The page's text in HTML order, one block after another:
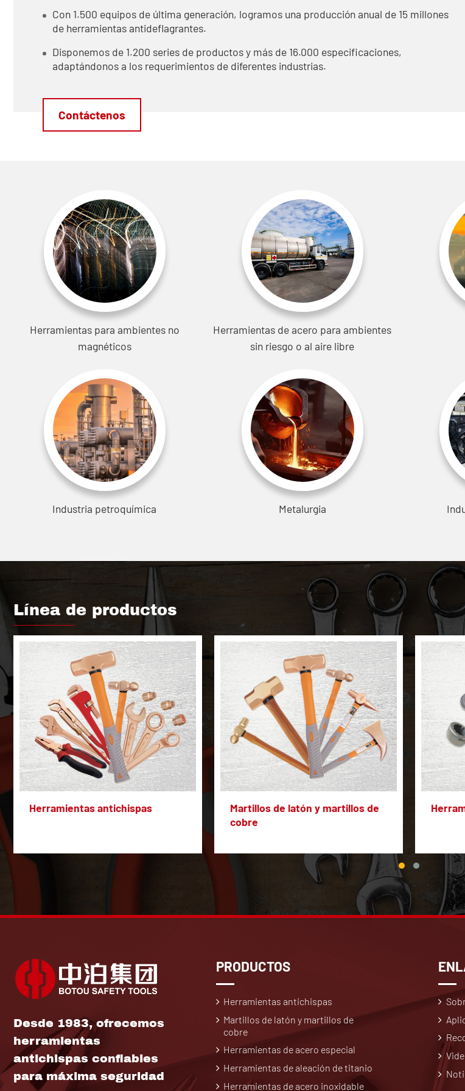
Con 1.500 equipos de última generación, logramos una producción anual de 15 millones
de herramientas antideflagrantes.
Disponemos de 1.200 series de productos y más de 16.000 especificaciones,
adaptándonos a los requerimientos de diferentes industrias.
Contáctenos
Herramientas para ambientes no
magnéticos
Herramientas de acero para ambientes
sin riesgo o al aire libre
Industria petroquímica Metalurgia
Línea de productos
Herramientas antichispas
Martillos de latón y martillos de
cobre
Desde 1983, ofrecemos
herramientas
antichispas confiables
para máxima seguridad
PRODUCTOS
Herramientas antichispas
Martillos de latón y martillos de
cobre
Herramientas de acero especial
Herramientas de aleación de titanio
Herramientas de acero inoxidable